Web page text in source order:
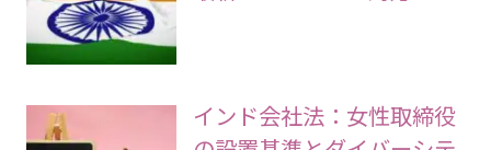
インド会社法：女性取締役